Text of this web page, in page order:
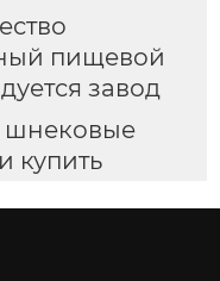
пищевой
завод
шнековые
купить